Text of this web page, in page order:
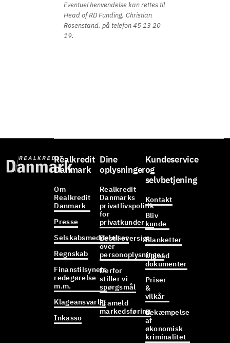
Eventuel henvendelse kan rettes til
Head of RD Funding, Christian
Rosenstand, på telefon 45 13 20
19.
Realkredit
Danmark
Om
Realkredit
Danmark
Presse
Selskabsmeddelelser
Regnskab
Finanstilsynets
redegørelse
m.m.
Klageansvarlig
Inkasso
Dine
oplysninger
Realkredit
Danmarks
privatlivspolitik
for
privatkunder
Bestil oversigt
over
personoplysninger
Derfor
stiller vi
spørgsmål
Frameld
markedsføring
Kundeservice
og
selvbetjening
Kontakt
Bliv
kunde
Blanketter
Upload
dokumenter
Priser
&
vilkår
Bekæmpelse
af
økonomisk
kriminalitet